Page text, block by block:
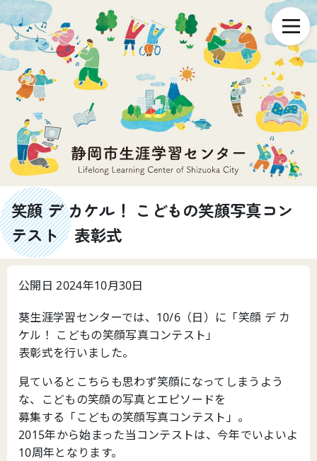
笑顔 デ カケル！ こどもの笑顔写真コン
テスト 表彰式
公開日 2024年10月30日
葵生涯学習センターでは、10/6（日）に「笑顔 デ カ
ケル！ こどもの笑顔写真コンテスト」
表彰式を行いました。
見ているとこちらも思わず笑顔になってしまうよう
な、こどもの笑顔の写真とエピソードを
募集する「こどもの笑顔写真コンテスト」。
2015年から始まった当コンテストは、今年でいよいよ
10周年となります。